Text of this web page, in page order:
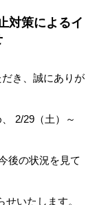
対策によるイ
き、誠にありが
2/29（土）～
後の状況を見て
いたします。